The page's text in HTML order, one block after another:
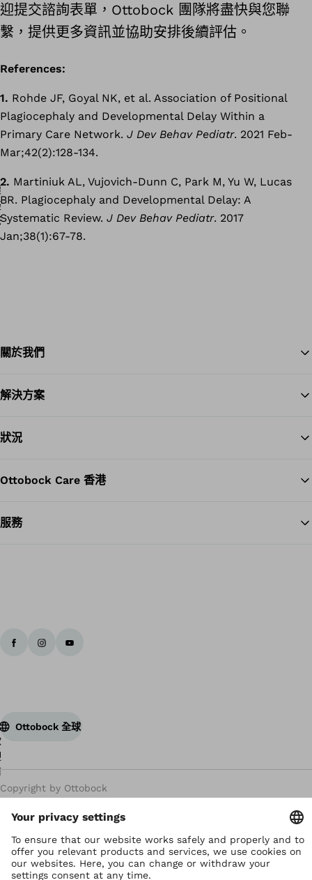
迎提交諮詢表單，Ottobock 團隊將盡快與您聯
繫，提供更多資訊並協助安排後續評估。
References:
1. Rohde JF, Goyal NK, et al. Association of Positional
Plagiocephaly and Developmental Delay Within a
Primary Care Network. J Dev Behav Pediatr. 2021 Feb-
Mar;42(2):128-134.
2. Martiniuk AL, Vujovich-Dunn C, Park M, Yu W, Lucas
BR. Plagiocephaly and Developmental Delay: A
Systematic Review. J Dev Behav Pediatr. 2017
Jan;38(1):67-78.
關於我們
解決方案
狀況
Ottobock Care 香港
服務
Ottobock 全球
Copyright by Ottobock
Privacy settings
Privacy Notice
Terms of Use